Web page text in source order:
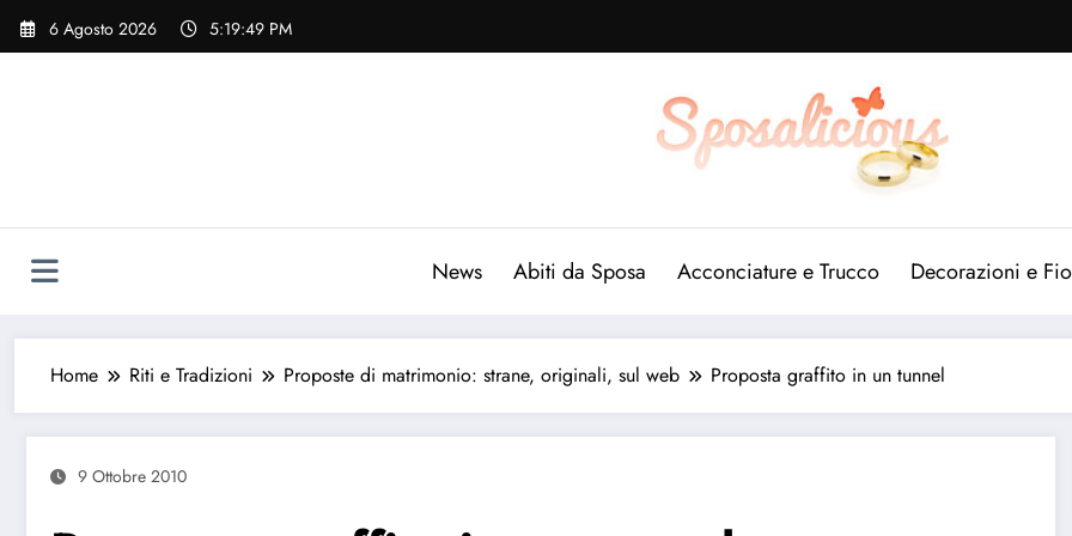
Vai
6 Agosto 2026 5:19:50 PM
News Abiti da Sposa Acconciature e Trucco Decorazioni e
Home Riti e Tradizioni Proposte di matrimonio: strane, originali, sul web Proposta graffito in un tunnel
9 Ottobre 2010